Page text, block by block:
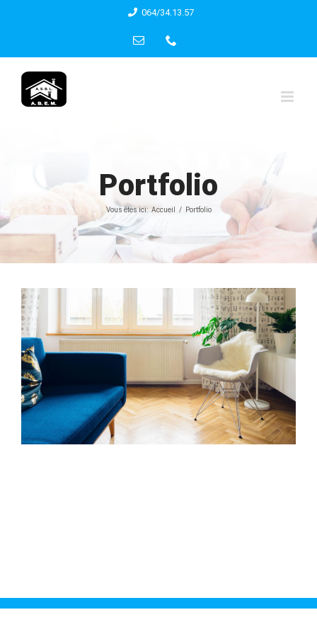
content
064/34.13.57
Email
Portfolio
Vous êtes ici: Accueil Portfolio